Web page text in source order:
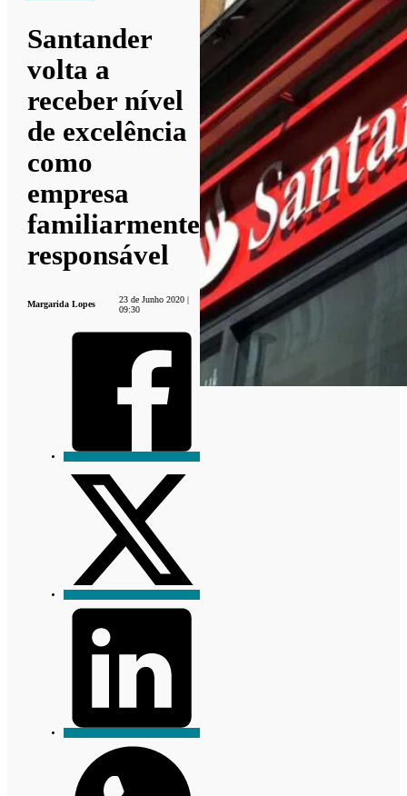
Santander
volta a
receber nível
de excelência
como
empresa
familiarmente
responsável
Margarida Lopes
23 de Junho 2020 |
09:30